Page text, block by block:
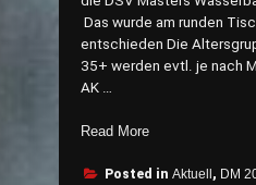
Das wurde am runden
entschieden Die
35+ werden evtl. je nach
AK …
Read More„25.
Posted in Aktuell , DM